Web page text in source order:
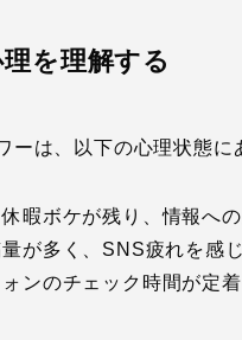
を理解する
は、以下の心理状態に
休暇ボケが残り、情報へ
量が多く、SNS疲れを感
ォンのチェック時間が定